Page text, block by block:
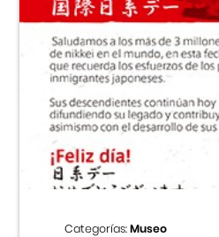
Categorías:Museo